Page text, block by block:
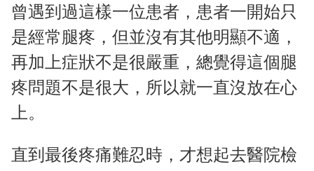
曾遇到過這樣一位患者，患者一開始只
是經常腿疼，但並沒有其他明顯不適，
再加上症狀不是很嚴重，總覺得這個腿
疼問題不是很大，所以就一直沒放在心
上。
直到最後疼痛難忍時，才想起去醫院檢